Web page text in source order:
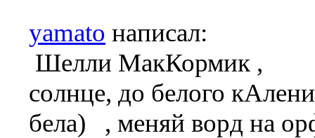
yamato написал:
Шелли МакКормик ,
солнце, до белого
бела) , меняй ворд на